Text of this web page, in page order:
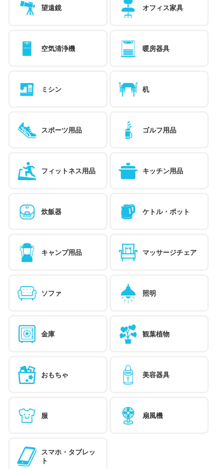
望遠鏡 オフィス家具
空気清浄機 暖房器具
ミシン 机
スポーツ用品 ゴルフ用品
フィットネス用品 キッチン用品
炊飯器 ケトル・ポット
キャンプ用品 マッサージチェア
ソファ 照明
金庫 観葉植物
おもちゃ 美容器具
服 扇風機
スマホ・タブレッ
ト